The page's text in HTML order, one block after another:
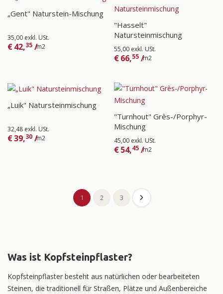
„Gent" Naturstein-Mischung
35,00 exkl. USt.
€42,35 /m2
"Hasselt"
Natursteinmischung
55,00 exkl. USt.
€66,55 /m2
„Luik" Natursteinmischung
32,48 exkl. USt.
€39,30 /m2
"Turnhout" Grès-/Porphyr-
Mischung
45,00 exkl. USt.
€54,45 /m2
1 2 3
Was ist Kopfsteinpflaster?
Kopfsteinpflaster besteht aus natürlichen oder bearbeiteten
Steinen, die traditionell für Straßen, Plätze und Außenbereiche